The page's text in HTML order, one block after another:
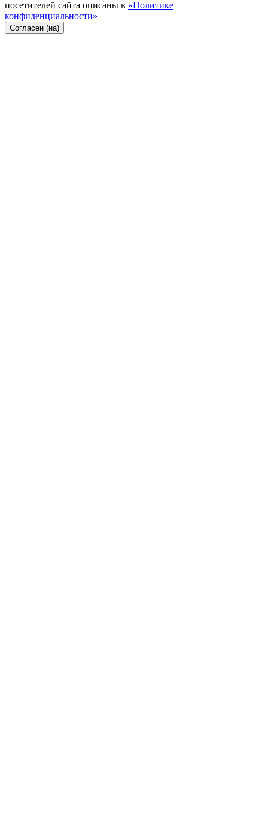
посетителей сайта описаны в «Политике
конфиденциальности»
Согласен (на)